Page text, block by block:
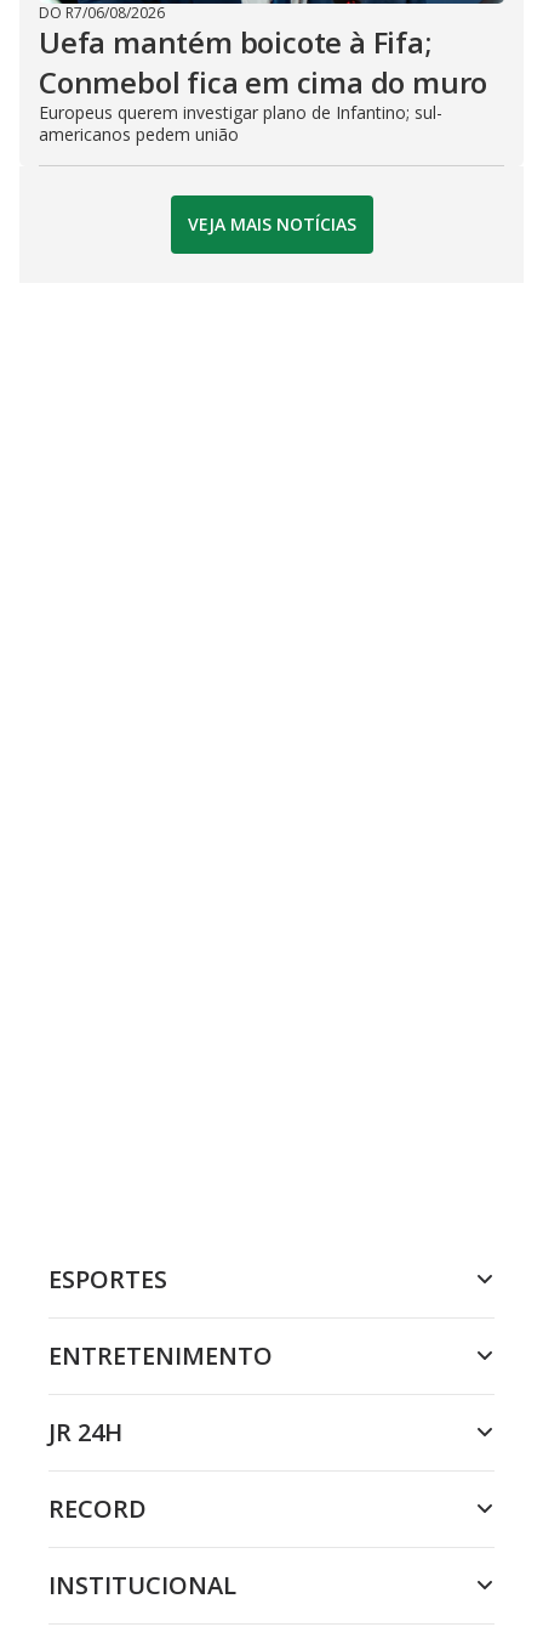
DO R7/06/08/2026
Uefa mantém boicote à Fifa;
Conmebol fica em cima do muro
Europeus querem investigar plano de Infantino; sul-
americanos pedem união
VEJA MAIS NOTÍCIAS
ESPORTES
ENTRETENIMENTO
JR 24H
RECORD
INSTITUCIONAL